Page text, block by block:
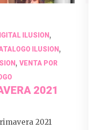
ILUSION,
ILUSION ,
, VENTA POR
2021
2021